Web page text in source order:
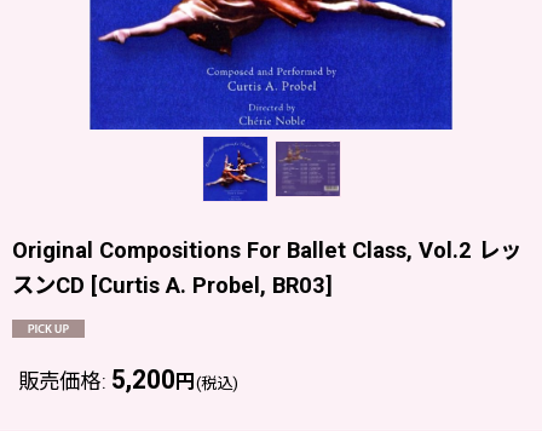
Original Compositions For Ballet Class, Vol.2 レッ
スンCD [Curtis A. Probel, BR03]
販売価格: 5,200 円 (税込)